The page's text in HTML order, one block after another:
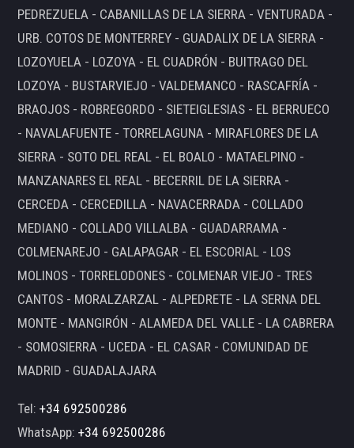
PEDREZUELA - CABANILLAS DE LA SIERRA - VENTURADA -
URB. COTOS DE MONTERREY - GUADALIX DE LA SIERRA -
LOZOYUELA - LOZOYA - EL CUADRÓN - BUITRAGO DEL
LOZOYA - BUSTARVIEJO - VALDEMANCO - RASCAFRÍA -
BRAOJOS - ROBREGORDO - SIETEIGLESIAS - EL BERRUECO
- NAVALAFUENTE - TORRELAGUNA - MIRAFLORES DE LA
SIERRA - SOTO DEL REAL - EL BOALO - MATAELPINO -
MANZANARES EL REAL - BECERRIL DE LA SIERRA -
CERCEDA - CERCEDILLA - NAVACERRADA - COLLADO
MEDIANO - COLLADO VILLALBA - GUADARRAMA -
COLMENAREJO - GALAPAGAR - EL ESCORIAL - LOS
MOLINOS - TORRELODONES - COLMENAR VIEJO - TRES
CANTOS - MORALZARZAL - ALPEDRETE - LA SERNA DEL
MONTE - MANGIRÓN - ALAMEDA DEL VALLE - LA CABRERA
- SOMOSIERRA - UCEDA - EL CASAR - COMUNIDAD DE
MADRID - GUADALAJARA
Tel:+34 692500286
WhatsApp:+34 692500286